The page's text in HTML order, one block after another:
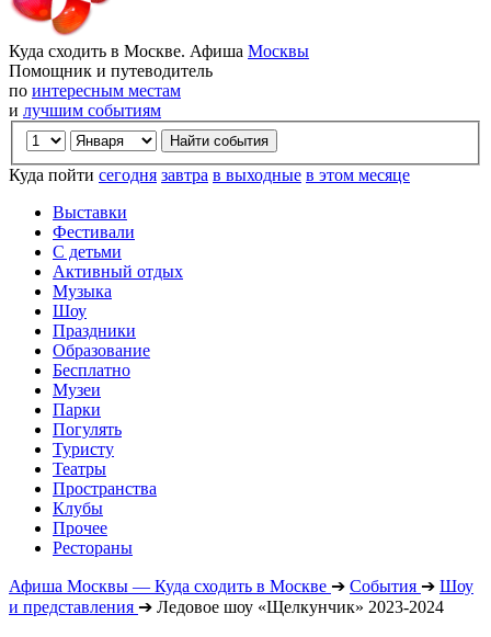
Куда сходить в Москве. Афиша Москвы
Помощник и путеводитель
по интересным местам
и лучшим событиям
Куда пойти сегодня завтра в выходные в этом месяце
Выставки
Фестивали
С детьми
Активный отдых
Музыка
Шоу
Праздники
Образование
Бесплатно
Музеи
Парки
Погулять
Туристу
Театры
Пространства
Клубы
Прочее
Рестораны
Афиша Москвы — Куда сходить в Москве ➔ События ➔ Шоу
и представления ➔ Ледовое шоу «Щелкунчик» 2023-2024